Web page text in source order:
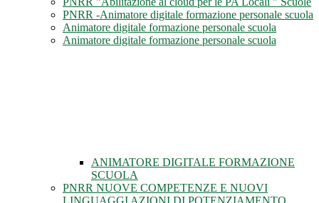
PNRR -Animatore digitale formazione personale scuola
Animatore digitale formazione personale scuola
Animatore digitale formazione personale scuola
ANIMATORE DIGITALE FORMAZIONE
SCUOLA
PNRR NUOVE COMPETENZE E NUOVI